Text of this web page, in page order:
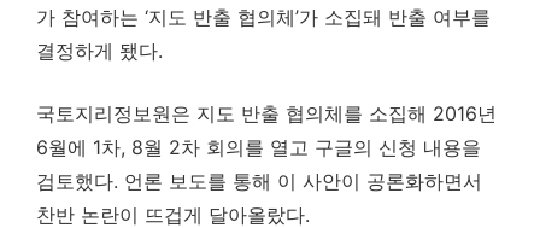
가 참여하는 ‘지도 반출 협의체’가 소집돼 반출 여부를
결정하게 됐다.
국토지리정보원은 지도 반출 협의체를 소집해 2016년
6월에 1차, 8월 2차 회의를 열고 구글의 신청 내용을
검토했다. 언론 보도를 통해 이 사안이 공론화하면서
찬반 논란이 뜨겁게 달아올랐다.